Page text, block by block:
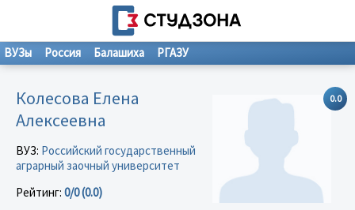
ВУЗы Россия Балашиха РГАЗУ
0.0
Колесова Елена
Алексеевна
ВУЗ: Российский государственный
аграрный заочный университет
Рейтинг: 0/0 (0.0)